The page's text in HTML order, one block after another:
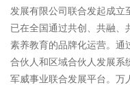
发展有限公司联合发起成立
已在全国通过共创、共融、
素养教育的品牌化运营。通
合伙人和区域合伙人发展系
军威事业联合发展平台。万